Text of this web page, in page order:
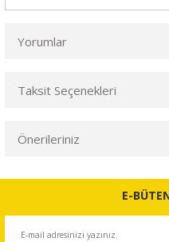
Yorumlar
Taksit Seçenekleri
Önerileriniz
Bu ürünün fiyat bilgisi, resim,
konularda yetersiz
E-